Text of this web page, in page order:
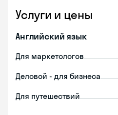
Услуги и цены
Английский язык
Для маркетологов
Деловой - для бизнеса
Для путешествий